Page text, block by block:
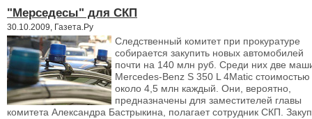
"Мерседесы" для СКП
30.10.2009, Газета.Ру
Следственный комитет при прокуратуре
собирается закупить новых автомобилей
почти на 140 млн руб. Среди них две
Mercedes-Benz S 350 L 4Matic стоимостью
около 4,5 млн каждый. Они, вероятно,
предназначены для заместителей главы
комитета Александра Бастрыкина, полагает сотрудник СКП.